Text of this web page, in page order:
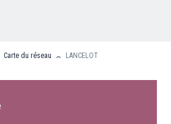
Nous rejoindre
Carte du réseau LANCELOT